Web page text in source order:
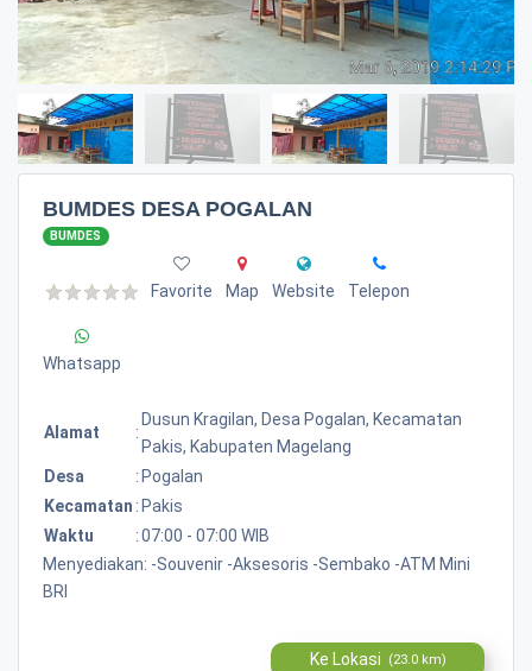
BUMDES DESA POGALAN
BUMDES
Favorite Map Website Telepon
Whatsapp
Alamat :
Dusun Kragilan, Desa Pogalan, Kecamatan
Pakis, Kabupaten Magelang
Desa
: Pogalan
Kecamatan : Pakis
Waktu
:07:00 - 07:00 WIB
Menyediakan: -Souvenir -Aksesoris -Sembako -ATM Mini
BRI
Ke Lokasi (23.0 km)